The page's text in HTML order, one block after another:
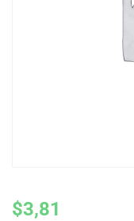
$3,81